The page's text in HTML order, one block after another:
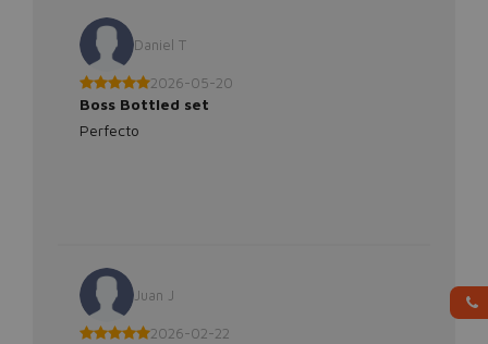
Daniel T
2026-05-20
Boss Bottled set
Perfecto
Juan J
2026-02-22